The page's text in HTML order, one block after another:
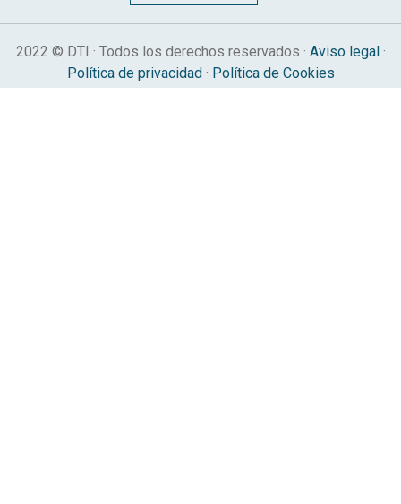
2022 © DTI · Todos los derechos reservados · Aviso legal·
Política de privacidad· Política de Cookies